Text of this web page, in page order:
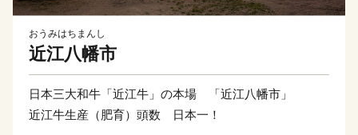
おうみはちまんし
近江八幡市
日本三大和牛「近江牛」の本場 「近江八幡市」
近江牛生産（肥育）頭数 日本一！